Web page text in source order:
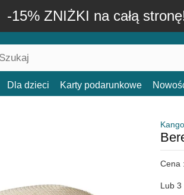
-15% ZNIŻKI na całą
Dla dzieci Karty podarunkowe
Cena :
Lub 3